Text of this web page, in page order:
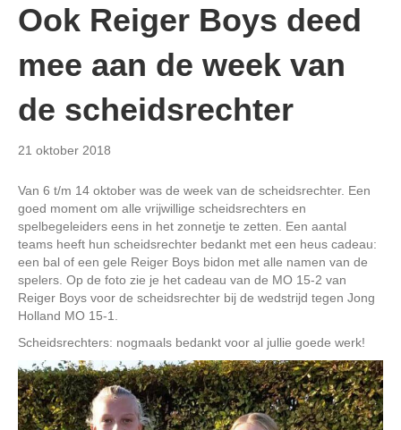
Ook Reiger Boys deed
mee aan de week van
de scheidsrechter
21 oktober 2018
Van 6 t/m 14 oktober was de week van de scheidsrechter. Een
goed moment om alle vrijwillige scheidsrechters en
spelbegeleiders eens in het zonnetje te zetten. Een aantal
teams heeft hun scheidsrechter bedankt met een heus cadeau:
een bal of een gele Reiger Boys bidon met alle namen van de
spelers. Op de foto zie je het cadeau van de MO 15-2 van
Reiger Boys voor de scheidsrechter bij de wedstrijd tegen Jong
Holland MO 15-1.
Scheidsrechters: nogmaals bedankt voor al jullie goede werk!